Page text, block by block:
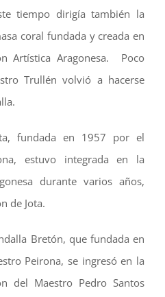
tiempo dirigía también la
coral fundada y creada en
Artística Aragonesa. Poco
Trullén volvió a hacerse
fundada en 1957 por el
estuvo integrada en la
durante varios años,
de Jota.
Bretón, que fundada en
Peirona, se ingresó en la
del Maestro Pedro Santos